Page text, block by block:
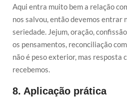
Aqui entra muito bem a relação
nos salvou, então devemos entrar
seriedade. Jejum, oração,
os pensamentos, reconciliação
não é peso exterior, mas resposta
recebemos.
8. Aplicação prática